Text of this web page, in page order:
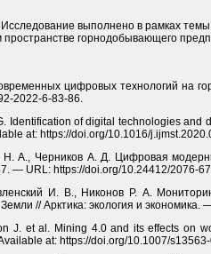
Исследование выполнено в рамках
горнодобывающего
цифровых технологий
2022-6-83-86.
Identification of digital technologies
at: https://doi.org/10.1016/
А., Черников А. Д. Цифровая
URL: https://doi.org/10.24412/2076-
И. В., Никонов Р. А.
Земли // Арктика: экология и
J. et al. Mining 4.0 and its effects on
at: https://doi.org/10.1007/